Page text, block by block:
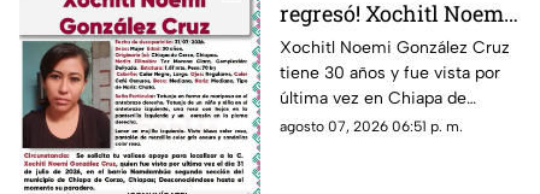
regresó! Xochitl Noemi
desapareció en Chiapa
de Corzo
Xochitl Noemi González Cruz
tiene 30 años y fue vista por
última vez en Chiapa de
Corzo, Chiapas.
agosto 07, 2026 06:51 p. m.